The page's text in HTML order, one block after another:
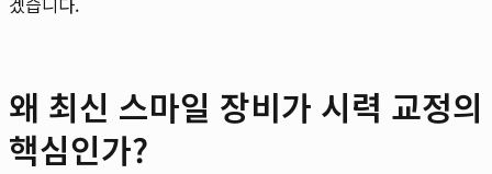
왜 최신 스마일 장비가 시력 교정의
핵심인가?